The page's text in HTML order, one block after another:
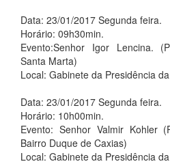
Data: 23/01/2017 Segunda feira.
Horário: 09h30min.
Evento:Senhor Igor Lencina.
Santa Marta)
Local: Gabinete da Presidência
Data: 23/01/2017 Segunda feira.
Horário: 10h00min.
Evento: Senhor Valmir Kohler
Bairro Duque de Caxias)
Local: Gabinete da Presidência